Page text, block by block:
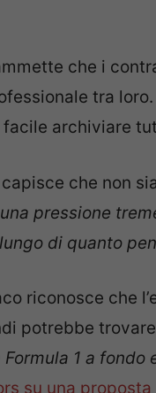
che i
tra
facile archiviare
che non
pressione
di quanto
riconosce che
potrebbe
1 a
su una proposta